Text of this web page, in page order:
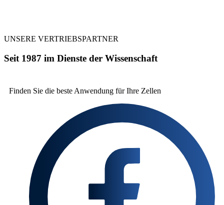
UNSERE VERTRIEBSPARTNER
Seit 1987 im Dienste der Wissenschaft
Finden Sie die beste Anwendung für Ihre Zellen